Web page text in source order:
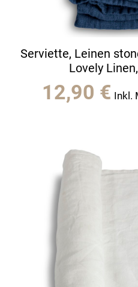
Serviette, Leinen
Lovely
12,90 € Inkl.